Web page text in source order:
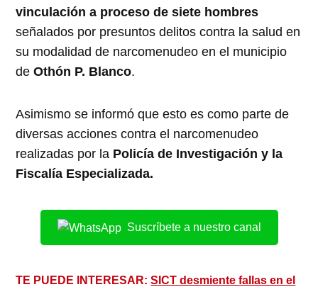
vinculación a proceso de siete hombres
señalados por presuntos delitos contra la salud en
su modalidad de narcomenudeo en el municipio
deOthón P. Blanco.
Asimismo se informó que esto es como parte de
diversas acciones contra el narcomenudeo
realizadas por la Policía de Investigación y la
Fiscalía Especializada.
Suscríbete a nuestro canal
TE PUEDE INTERESAR:SICT desmiente fallas en el